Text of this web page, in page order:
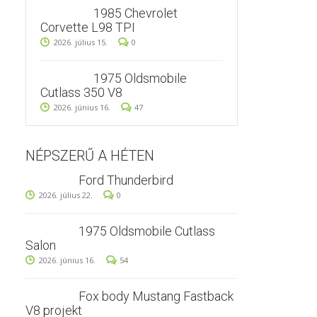
1985 Chevrolet
Corvette L98 TPI
2026. július 15. 0
1975 Oldsmobile
Cutlass 350 V8
2026. június 16. 47
NÉPSZERŰ A HÉTEN
Ford Thunderbird
2026. július 22. 0
1975 Oldsmobile Cutlass
Salon
2026. június 16. 54
Fox body Mustang Fastback
V8 projekt